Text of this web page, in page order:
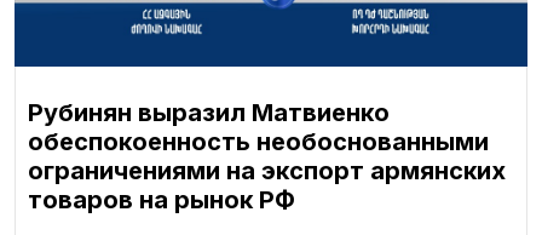
Рубинян выразил Матвиенко
обеспокоенность необоснованными
ограничениями на экспорт армянских
товаров на рынок РФ